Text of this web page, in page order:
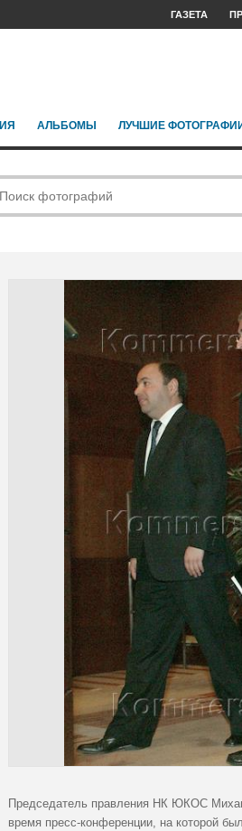
ГАЗЕТА
АЛЬБОМЫ ЛУЧШИЕ
Председатель правления НК ЮКОС
время пресс-конференции, на которой